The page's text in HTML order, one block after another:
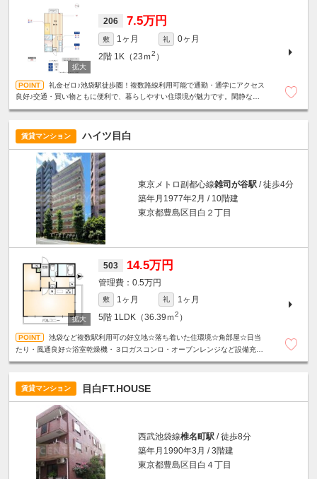
206 7.5万円
敷 1ヶ月 礼
0ヶ月
2階 1K（23ｍ2 ）
礼金ゼロ♪池袋駅徒歩圏！複数路線利用可能で通勤・通学にアクセス
良好♪交通・買い物ともに便利で、暮らしやすい住環境が魅力です。閑静な住
賃貸マンション ハイツ目白
東京メトロ副都心線雑司が谷駅 / 徒歩4分
築年月1977年2月 / 10階建
東京都豊島区目白２丁目
503 14.5万円
0.5万円
敷 1ヶ月 礼
1ヶ月
5階 1LDK（36.39ｍ2 ）
池袋など複数駅利用可の好立地☆落ち着いた住環境☆角部屋☆日当
たり・風通良好☆浴室乾燥機・３口ガスコンロ・オーブンレンジなど設備充実
賃貸マンション 目白FT.HOUSE
西武池袋線椎名町駅 / 徒歩8分
築年月1990年3月 / 3階建
東京都豊島区目白４丁目